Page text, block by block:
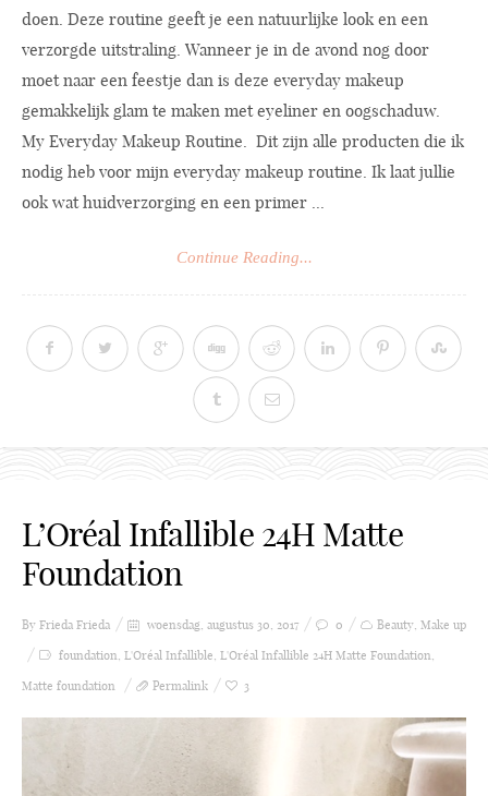
doen. Deze routine geeft je een natuurlijke look en een
verzorgde uitstraling. Wanneer je in de avond nog door
moet naar een feestje dan is deze everyday makeup
gemakkelijk glam te maken met eyeliner en oogschaduw.
My Everyday Makeup Routine. Dit zijn alle producten die ik
nodig heb voor mijn everyday makeup routine. Ik laat jullie
ook wat huidverzorging en een primer ...
Continue Reading...
L’Oréal Infallible 24H Matte
Foundation
By Frieda Frieda woensdag, augustus 30, 2017 0 Beauty, Make up
foundation, L'Oréal Infallible, L'Oréal Infallible 24H Matte Foundation,
Matte foundation
Permalink 3